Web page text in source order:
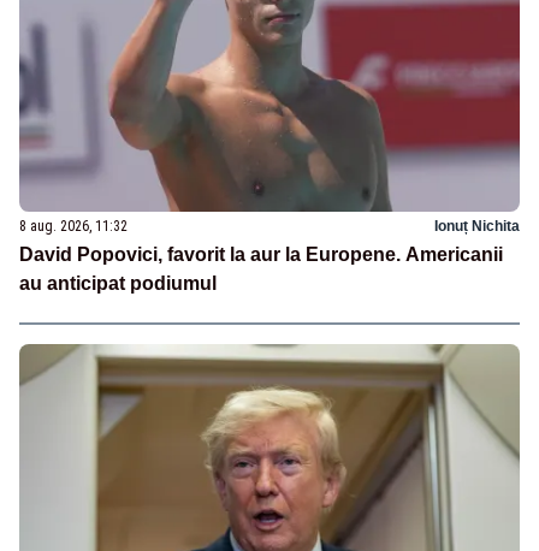
8 aug. 2026, 11:32 Ionuț Nichita
David Popovici, favorit la aur la Europene. Americanii
au anticipat podiumul